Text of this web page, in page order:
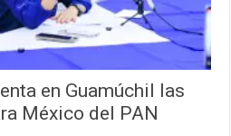
en Guamúchil las
México del PAN